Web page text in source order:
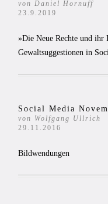
von Daniel Hornuff
23.9.2019
»Die Neue Rechte und ihr
Gewaltsuggestionen in
Social Media
von Wolfgang Ullrich
29.11.2016
Bildwendungen